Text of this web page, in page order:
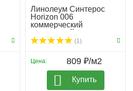
Линолеум Синтерос
Horizon 006
коммерческий
гомогенный
(1)
Цена: 809 ₽/м2
Купить